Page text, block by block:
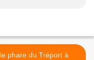
le phare du Tréport à